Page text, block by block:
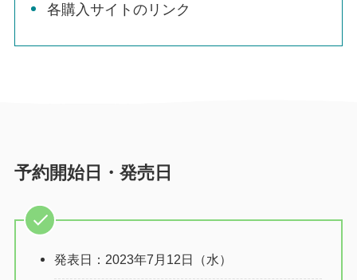
各購入サイトのリンク
予約開始日・発売日
発表日：2023年7月12日（水）